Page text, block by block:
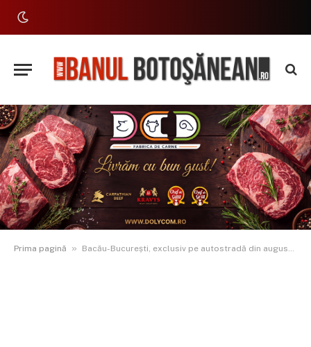
Prima pagină » Bacău-București, exclusiv pe autostradă din august 2026. UMB Spedition recuperează întârzierile după ploi